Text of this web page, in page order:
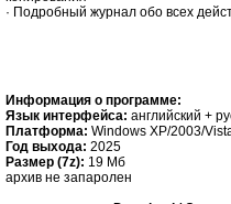
· Подробный журнал обо всех
Информация о программе:
Язык интерфейса: английский +
Платформа: Windows XP/2003/
Год выхода: 2025
Размер (7z): 19 Мб
архив не запаролен